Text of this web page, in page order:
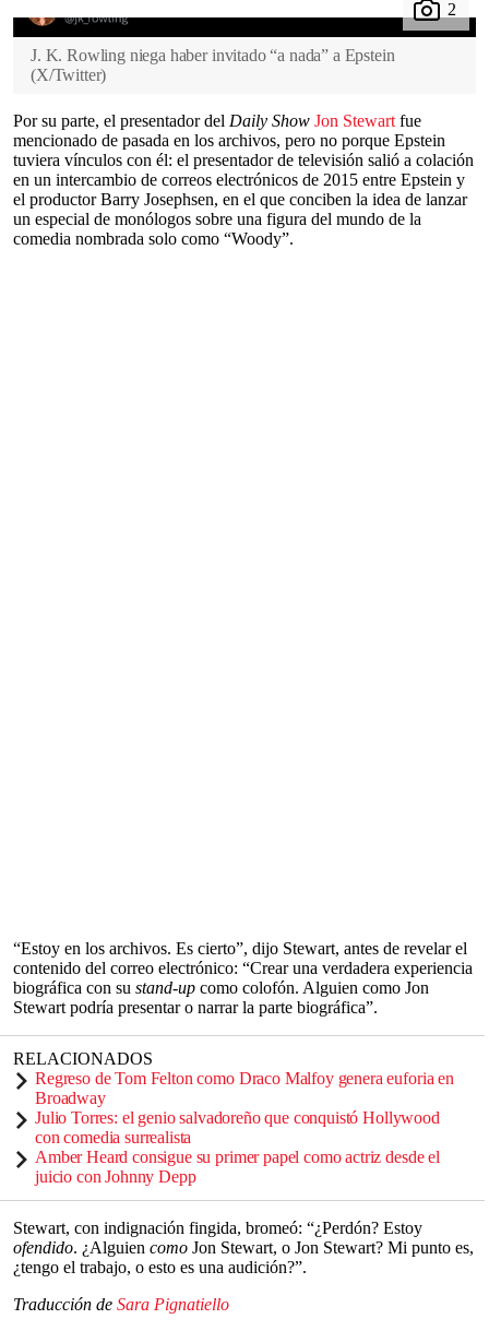
J. K. Rowling niega haber invitado “a nada” a Epstein
(X/Twitter)
Por su parte, el presentador del Daily Show Jon Stewart fue
mencionado de pasada en los archivos, pero no porque Epstein
tuviera vínculos con él: el presentador de televisión salió a colación
en un intercambio de correos electrónicos de 2015 entre Epstein y
el productor Barry Josephsen, en el que conciben la idea de lanzar
un especial de monólogos sobre una figura del mundo de la
comedia nombrada solo como “Woody”.
“Estoy en los archivos. Es cierto”, dijo Stewart, antes de revelar el
contenido del correo electrónico: “Crear una verdadera experiencia
biográfica con su stand-up como colofón. Alguien como Jon
Stewart podría presentar o narrar la parte biográfica”.
RELACIONADOS
Regreso de Tom Felton como Draco Malfoy genera euforia en
Broadway
Julio Torres: el genio salvadoreño que conquistó Hollywood
con comedia surrealista
Amber Heard consigue su primer papel como actriz desde el
juicio con Johnny Depp
Stewart, con indignación fingida, bromeó: “¿Perdón? Estoy
ofendido. ¿Alguien como Jon Stewart, o Jon Stewart? Mi punto es,
¿tengo el trabajo, o esto es una audición?”.
Traducción de Sara Pignatiello